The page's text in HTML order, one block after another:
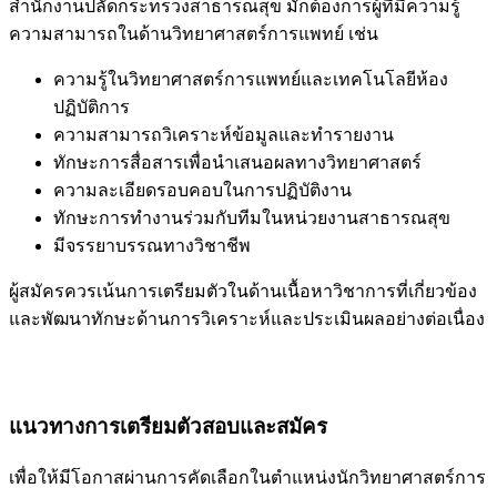
สำนักงานปลัดกระทรวงสาธารณสุข มักต้องการผู้ที่มีความรู้
ความสามารถในด้านวิทยาศาสตร์การแพทย์ เช่น
ความรู้ในวิทยาศาสตร์การแพทย์และเทคโนโลยีห้อง
ปฏิบัติการ
ความสามารถวิเคราะห์ข้อมูลและทำรายงาน
ทักษะการสื่อสารเพื่อนำเสนอผลทางวิทยาศาสตร์
ความละเอียดรอบคอบในการปฏิบัติงาน
ทักษะการทำงานร่วมกับทีมในหน่วยงานสาธารณสุข
มีจรรยาบรรณทางวิชาชีพ
ผู้สมัครควรเน้นการเตรียมตัวในด้านเนื้อหาวิชาการที่เกี่ยวข้อง
และพัฒนาทักษะด้านการวิเคราะห์และประเมินผลอย่างต่อเนื่อง
แนวทางการเตรียมตัวสอบและสมัคร
เพื่อให้มีโอกาสผ่านการคัดเลือกในตำแหน่งนักวิทยาศาสตร์การ